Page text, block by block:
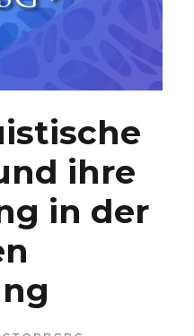
ihre
in der